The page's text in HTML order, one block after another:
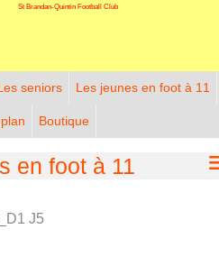
St Brandan-Quintin Football Club
seniors Les jeunes en foot à 11
Boutique
en foot à 11
J5